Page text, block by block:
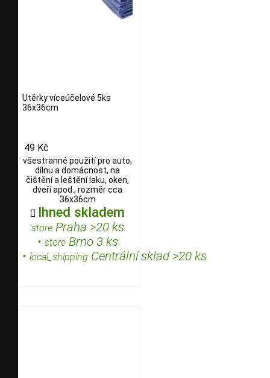
Utěrky víceúčelové 5ks
36x36cm
49 Kč
všestranné použití pro auto,
dílnu a domácnost, na
čištění a leštění laku, oken,
dveří apod., rozměr cca
36x36cm
 Ihned skladem
storePraha >20 ks
• storeBrno 3 ks
• local_shipping Centrální sklad >20 ks